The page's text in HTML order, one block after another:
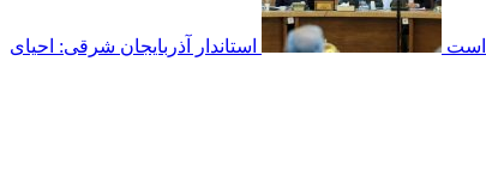
است استاندار آذربایجان شرقی: احیای